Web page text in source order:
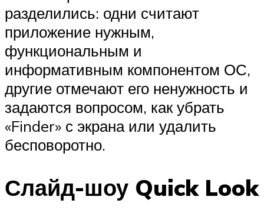
разделились: одни считают
приложение нужным,
функциональным и
информативным компонентом ОС,
другие отмечают его ненужность и
задаются вопросом, как убрать
«Finder» с экрана или удалить
бесповоротно.
Слайд-шоу Quick Look